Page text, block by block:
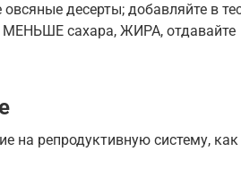
десерты; добавляйте в
сахара, ЖИРА, отдавайте
на репродуктивную систему, как